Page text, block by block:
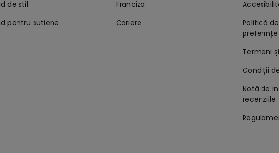
de stil
pentru sutiene
Franciza
Cariere
Politică
preferințe
Termeni
Condiții
Notă de
recenziile